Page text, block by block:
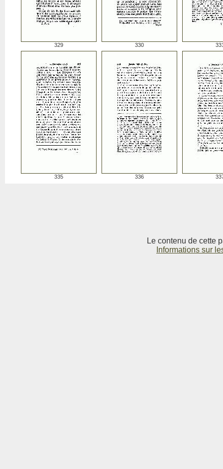
329 330
335 336
Le contenu de cette
Informations sur